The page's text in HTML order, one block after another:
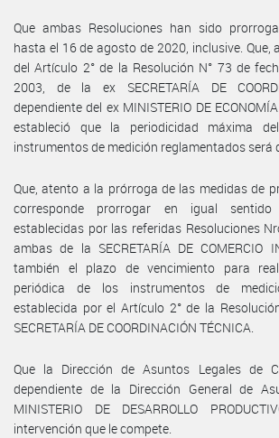
Que ambas Resoluciones han sido
hasta el 16 de agosto de 2020, inclusive. Que,
del Artículo 2° de la Resolución N° 73 de
2003, de la ex SECRETARÍA DE
dependiente del ex MINISTERIO DE
estableció que la periodicidad máxima
instrumentos de medición reglamentados será
Que, atento a la prórroga de las medidas de
corresponde prorrogar en igual sentido
establecidas por las referidas Resoluciones
ambas de la SECRETARÍA DE COMERCIO
también el plazo de vencimiento para
periódica de los instrumentos de
establecida por el Artículo 2° de la
SECRETARÍA DE COORDINACIÓN TÉCNICA.
Que la Dirección de Asuntos Legales de
dependiente de la Dirección General de
MINISTERIO DE DESARROLLO
intervención que le compete.